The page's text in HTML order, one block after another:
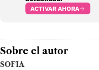
ACTIVAR AHORA
Sobre el autor
SOFIA